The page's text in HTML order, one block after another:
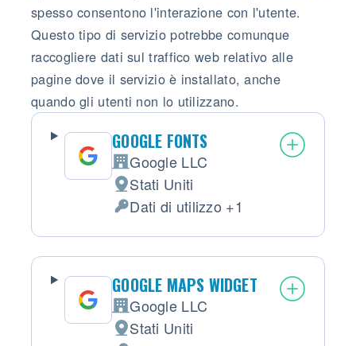
spesso consentono l'interazione con l'utente.
Questo tipo di servizio potrebbe comunque
raccogliere dati sul traffico web relativo alle
pagine dove il servizio è installato, anche
quando gli utenti non lo utilizzano.
GOOGLE FONTS
Azienda:
Google LLC
Luogo del trattamento:
Stati Uniti
Dati Personali trattati:
Dati di utilizzo +1
GOOGLE MAPS WIDGET
Azienda:
Google LLC
Luogo del trattamento:
Stati Uniti